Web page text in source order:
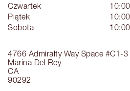
4766 Admiralty Way Space #C1-3
Marina Del Rey
CA
90292
Czwartek
Piątek
Sobota